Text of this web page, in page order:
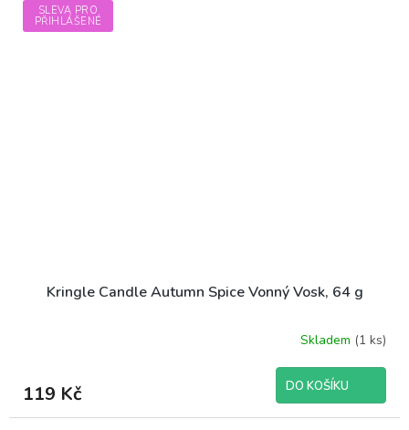
SLEVA PRO
PŘIHLÁŠENÉ
Kringle Candle Autumn Spice Vonný Vosk, 64 g
Skladem (1 ks)
119 Kč DO KOŠÍKU